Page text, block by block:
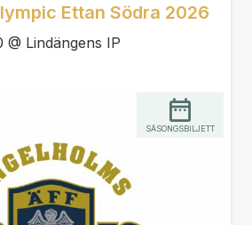
Ettan Södra 2026
@ Lindängens IP
SÄSONGSBILJETT